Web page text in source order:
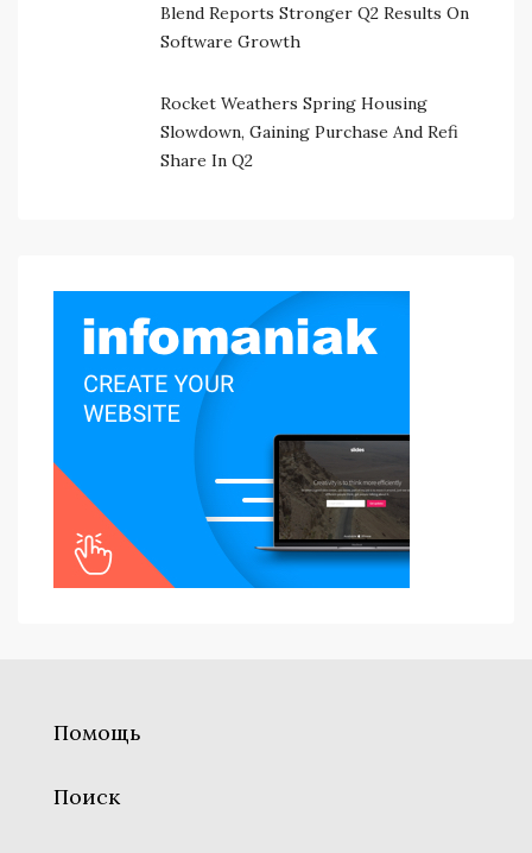
Blend Reports Stronger Q2 Results On
Software Growth
Rocket Weathers Spring Housing
Slowdown, Gaining Purchase And Refi
Share In Q2
Помощь
Поиск